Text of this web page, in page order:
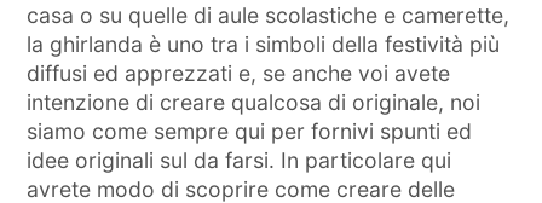
casa o su quelle di aule scolastiche e camerette,
la ghirlanda è uno tra i simboli della festività più
diffusi ed apprezzati e, se anche voi avete
intenzione di creare qualcosa di originale, noi
siamo come sempre qui per fornivi spunti ed
idee originali sul da farsi. In particolare qui
avrete modo di scoprire come creare delle